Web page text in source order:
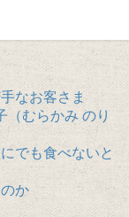
なお客さま
むらかみ のり
でも食べないと
か